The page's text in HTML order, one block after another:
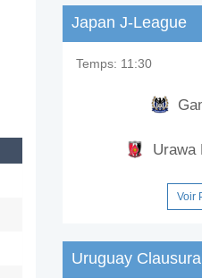
Japan J-League
Temps: 11:30
Urawa
Voir
Uruguay Clausura